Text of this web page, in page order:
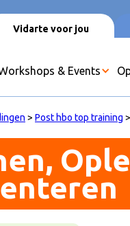
Vidarte voor jou
& Events
> Post hbo top training >